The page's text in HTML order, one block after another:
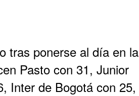
tras ponerse al día en la
Pasto con 31, Junior
Inter de Bogotá con 25,